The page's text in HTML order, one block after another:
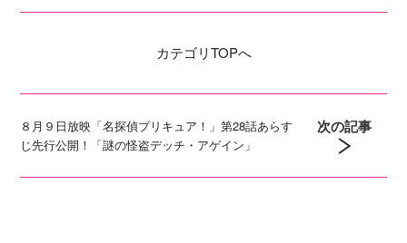
カテゴリTOPへ
８月９日放映「名探偵プリキュア！」第28話あらす
じ先行公開！「謎の怪盗デッチ・アゲイン」
次の記事